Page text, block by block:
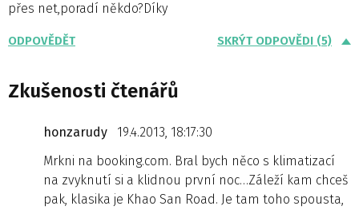
přes net,poradí někdo?Díky
ODPOVĚDĚT SKRÝT ODPOVĚDI (5)
Zkušenosti čtenářů
honzarudy
19.4.2013, 18:17:30
Mrkni na booking.com. Bral bych něco s klimatizací
na zvyknutí si a klidnou první noc…Záleží kam chceš
pak, klasika je Khao San Road. Je tam toho spousta,